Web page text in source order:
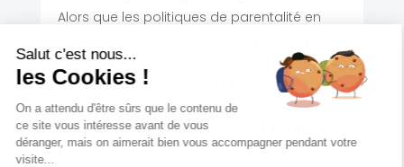
Salut c'est nous...
les Cookies !
On a attendu d'être sûrs que le contenu de
ce site vous intéresse avant de vous
déranger, mais on aimerait bien vous accompagner pendant votre
visite...
Alors que les politiques de parentalité en
les salariés au travers de divers dispositifs
se concentrant sur le début de la
parentalité, la période de l'adolescence
reste quant à elle un angle mort. Pourtant,
accompagner un...